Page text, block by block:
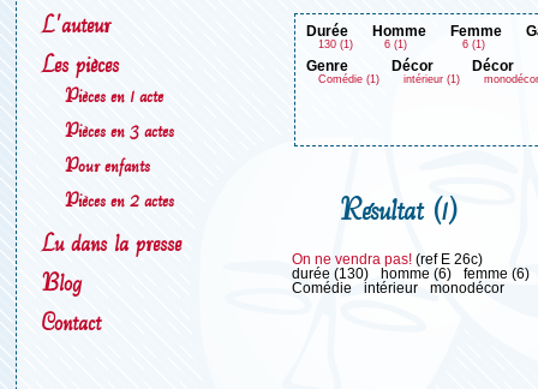
L'auteur
Les pièces
Pièces en 1 acte
Pièces en 3 actes
Pour enfants
Pièces en 2 actes
Lu dans la presse
Blog
Contact
durée
130 (1)
homme
6 (1)
femme
6 (1)
genre
Comédie (1)
décor
intérieur (1)
décor
Résultat (1)
On ne vendra pas! (ref E 26c)
durée (130)
homme (6)
femme (6)
Comédie
intérieur monodécor